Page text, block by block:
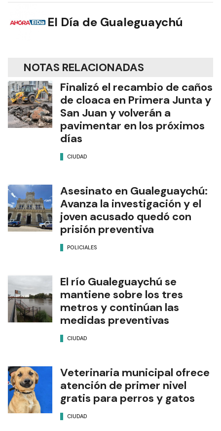
El Día de Gualeguaychú
NOTAS RELACIONADAS
Finalizó el recambio de caños
de cloaca en Primera Junta y
San Juan y volverán a
pavimentar en los próximos
días
CIUDAD
Asesinato en Gualeguaychú:
Avanza la investigación y el
joven acusado quedó con
prisión preventiva
POLICIALES
El río Gualeguaychú se
mantiene sobre los tres
metros y continúan las
medidas preventivas
CIUDAD
Veterinaria municipal ofrece
atención de primer nivel
gratis para perros y gatos
CIUDAD